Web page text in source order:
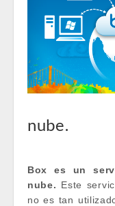
nube.
Box es un
nube. Este
no es tan